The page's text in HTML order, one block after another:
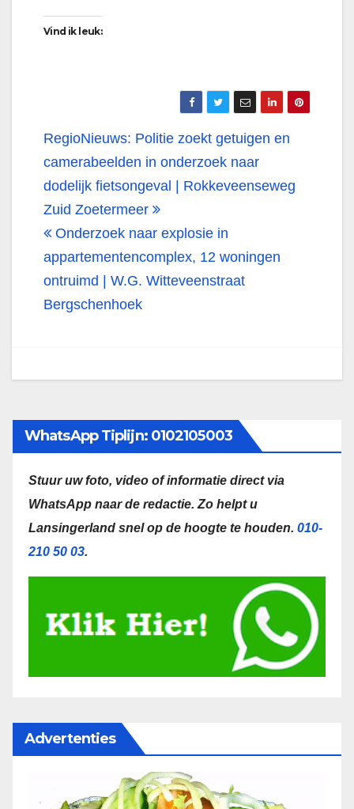
Vind ik leuk:
Bericht
navigatie
RegioNieuws: Politie zoekt getuigen en
camerabeelden in onderzoek naar
dodelijk fietsongeval | Rokkeveenseweg
Zuid Zoetermeer
Onderzoek naar explosie in
appartementencomplex, 12 woningen
ontruimd | W.G. Witteveenstraat
Bergschenhoek
WhatsApp Tiplijn: 0102105003
Stuur uw foto, video of informatie direct via
WhatsApp naar de redactie.Zo helpt u
Lansingerland snel op de hoogte te houden. 010-
210 50 03.
Advertenties